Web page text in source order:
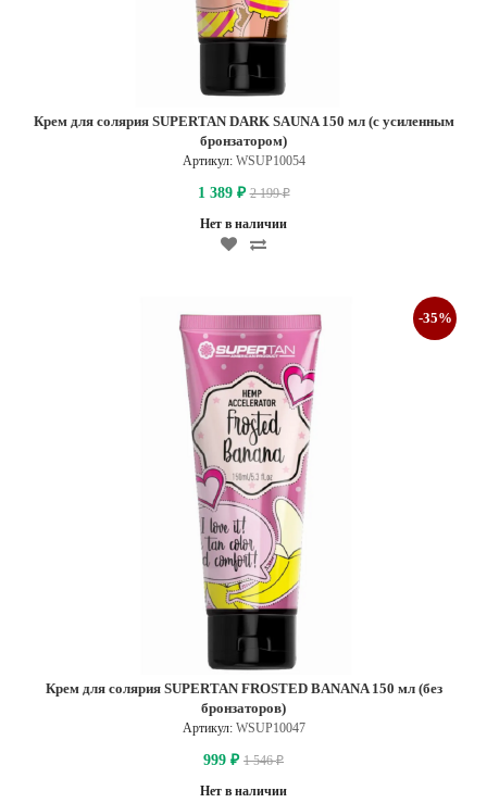
Крем для солярия SUPERTAN DARK SAUNA 150 мл (с усиленным
бронзатором)
Артикул: WSUP10054
1 389 ₽ 2 199₽
Нет в наличии
Крем для солярия SUPERTAN FROSTED BANANA 150 мл (без
бронзаторов)
Артикул: WSUP10047
999 ₽ 1 546₽
-35%
Нет в наличии